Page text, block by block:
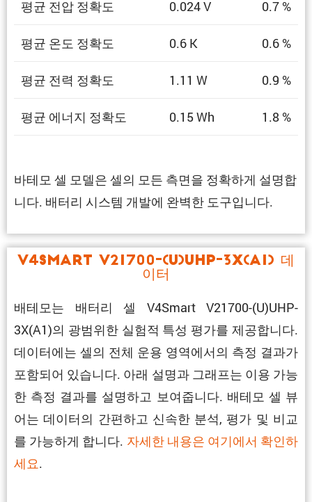
평균 전압 정확도 0.024 V 0.7 %
평균 온도 정확도 0.6 K 0.6 %
평균 전력 정확도 1.11 W 0.9 %
평균 에너지 정확도 0.15 Wh 1.8 %
바테모 셀 모델은 셀의 모든 측면을 정확하게 설명합
니다. 배터리 시스템 개발에 완벽한 도구입니다.
V4Smart V21700-(U)UHP-3X(A1) 데
이터
배테모는 배터리 셀 V4Smart V21700-(U)UHP-
3X(A1)의 광범위한 실험적 특성 평가를 제공합니다.
데이터에는 셀의 전체 운용 영역에서의 측정 결과가
포함되어 있습니다. 아래 설명과 그래프는 이용 가능
한 측정 결과를 설명하고 보여줍니다. 배테모 셀 뷰
어는 데이터의 간편하고 신속한 분석, 평가 및 비교
를 가능하게 합니다. 자세한 내용은 여기에서 확인하
세요.